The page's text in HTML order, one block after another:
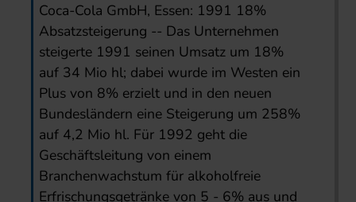
Coca-Cola GmbH, Essen: 1991 18%
Absatzsteigerung -- Das Unternehmen
steigerte 1991 seinen Umsatz um 18%
auf 34 Mio hl; dabei wurde im Westen ein
Plus von 8% erzielt und in den neuen
Bundesländern eine Steigerung um 258%
auf 4,2 Mio hl. Für 1992 geht die
Geschäftsleitung von einem
Branchenwachstum für alkoholfreie
Erfrischungsgetränke von 5 - 6% aus und